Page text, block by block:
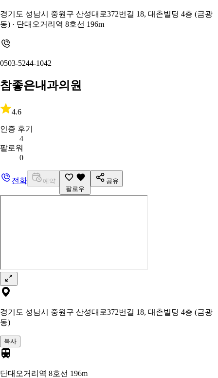
경기도 성남시 중원구 산성대로372번길 18, 대촌빌딩 4층 (금광
동) · 단대오거리역 8호선 196m
0503-5244-1042
참좋은내과의원
4.6
인증 후기
4
팔로워
0
전화
예약
팔로우
공유
경기도 성남시 중원구 산성대로372번길 18, 대촌빌딩 4층 (금광
동)
복사
단대오거리역 8호선 196m